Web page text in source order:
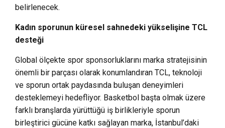
belirlenecek.
Kadın sporunun küresel sahnedeki yükselişine TCL
desteği
Global ölçekte spor sponsorluklarını marka stratejisinin
önemli bir parçası olarak konumlandıran TCL, teknoloji
ve sporun ortak paydasında buluşan deneyimleri
desteklemeyi hedefliyor. Basketbol başta olmak üzere
farklı branşlarda yürüttüğü iş birlikleriyle sporun
birleştirici gücüne katkı sağlayan marka, İstanbul’daki